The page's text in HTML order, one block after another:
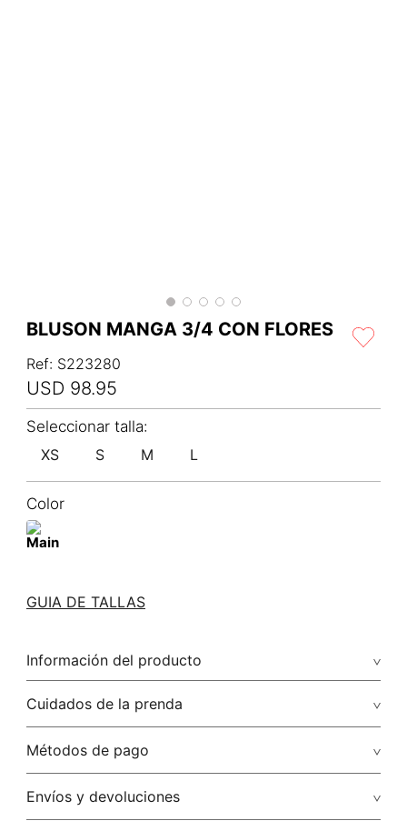
BLUSON MANGA 3/4 CON FLORES
Ref: S223280
USD 98.95
XS S M L
Color
GUIA DE TALLAS
Información del producto
100.00% lino/linen
Cuidados de la prenda
Lavado profesional en húmedo (w) planchar con vapor
No lavar
Métodos de pago
Tarjetas de crédito: Visa, Dinners, Master Card y American
Envíos y devoluciones